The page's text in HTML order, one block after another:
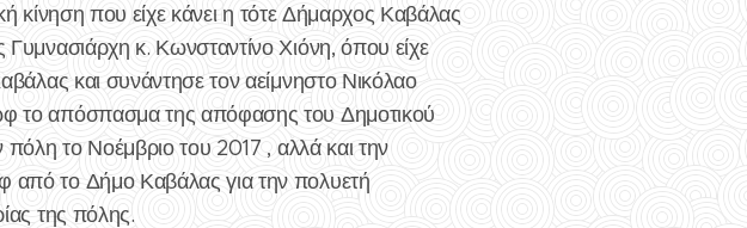
κίνηση που είχε κάνει η τότε Δήμαρχος Καβάλας
κ. Κωνσταντίνο Χιόνη, όπου είχε
και συνάντησε τον αείμνηστο Νικόλαο
το απόσπασμα της απόφασης του Δημοτικού
πόλη το Νοέμβριο του 2017 , αλλά και την
το Δήμο Καβάλας για την πολυετή
της πόλης.